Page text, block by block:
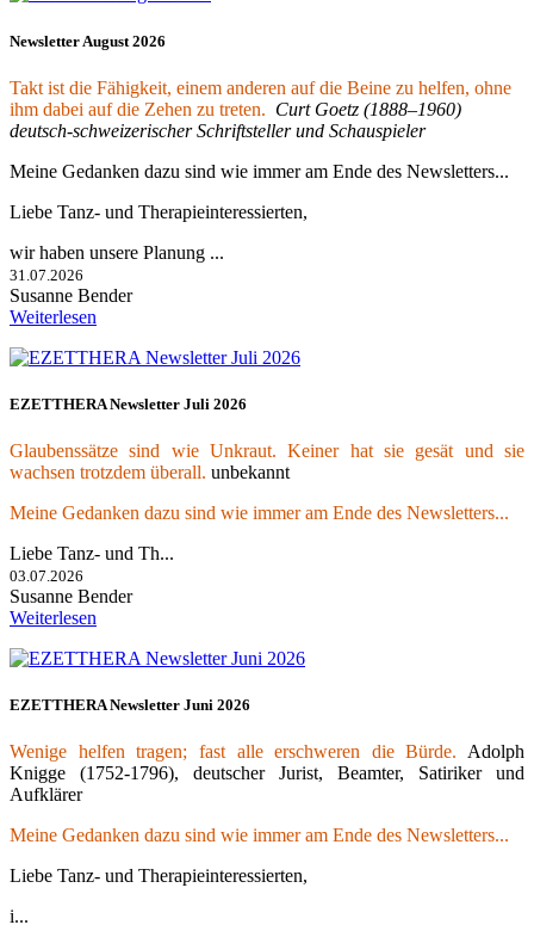
Newsletter August 2026
Takt ist die Fähigkeit, einem anderen auf die Beine zu helfen, ohne
ihm dabei auf die Zehen zu treten. Curt Goetz (1888–1960)
deutsch-schweizerischer Schriftsteller und Schauspieler
Meine Gedanken dazu sind wie immer am Ende des Newsletters...
Liebe Tanz- und Therapieinteressierten,
wir haben unsere Planung ...
31.07.2026
Susanne Bender
Weiterlesen
EZETTHERA Newsletter Juli 2026
Glaubenssätze sind wie Unkraut. Keiner hat sie gesät und sie
wachsen trotzdem überall. unbekannt
Meine Gedanken dazu sind wie immer am Ende des Newsletters...
Liebe Tanz- und Th...
03.07.2026
Susanne Bender
Weiterlesen
EZETTHERA Newsletter Juni 2026
Wenige helfen tragen; fast alle erschweren die Bürde. Adolph
Knigge (1752-1796), deutscher Jurist, Beamter, Satiriker und
Aufklärer
Meine Gedanken dazu sind wie immer am Ende des Newsletters...
Liebe Tanz- und Therapieinteressierten,
i...